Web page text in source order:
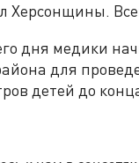
Херсонщины.
дня медики
для
детей до